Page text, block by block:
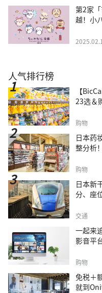
第2家
越！小
人气排行榜
【
23选＆
购物
日本药
整分析！
购物
日本新
分、座
交通
一起来
影音平
购物
免税＋
就到